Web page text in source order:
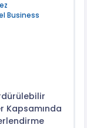
Business
Kapsamında